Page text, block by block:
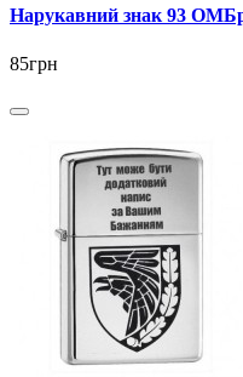
Нарукавний знак 93
85грн